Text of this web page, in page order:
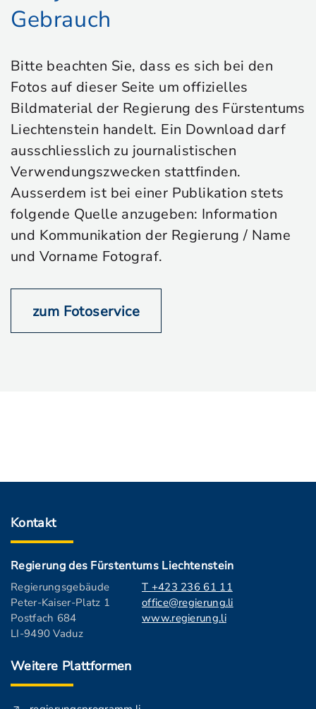
Gebrauch
Bitte beachten Sie, dass es sich bei den
Fotos auf dieser Seite um offizielles
Bildmaterial der Regierung des Fürstentums
Liechtenstein handelt. Ein Download darf
ausschliesslich zu journalistischen
Verwendungszwecken stattfinden.
Ausserdem ist bei einer Publikation stets
folgende Quelle anzugeben: Information
und Kommunikation der Regierung / Name
und Vorname Fotograf.
zum Fotoservice
Kontakt
Regierung des Fürstentums Liechtenstein
Regierungsgebäude
Peter-Kaiser-Platz 1
Postfach 684
LI-9490 Vaduz
T +423 236 61 11
office@regierung.li
www.regierung.li
Weitere Plattformen